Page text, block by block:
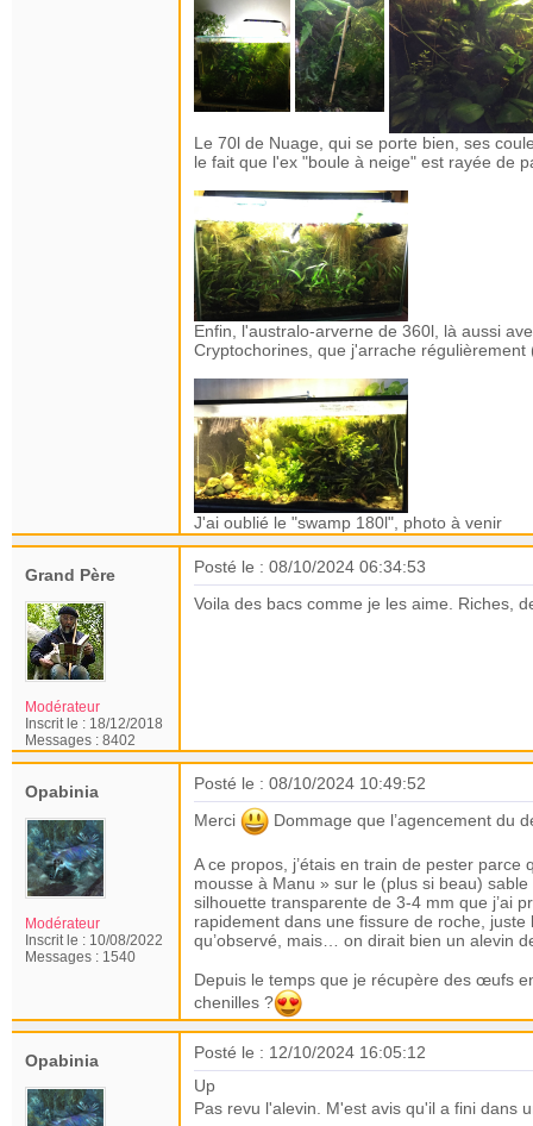
Le 70l de Nuage, qui se porte bien, ses
le fait que l'ex "boule à neige" est rayée de
Enfin, l'australo-arverne de 360l, là aussi
Cryptochorines, que j'arrache
J'ai oublié le "swamp 180l", photo à venir
Grand Père
Modérateur
Inscrit le : 18/12/2018
Messages : 8402
Posté le : 08/10/2024 06:34:53
Voila des bacs comme je les aime. Riches,
Opabinia
Modérateur
Inscrit le : 10/08/2022
Messages : 1540
Posté le : 08/10/2024 10:49:52
Merci
Dommage que l’agencement du
A ce propos, j’étais en train de pester
mousse à Manu » sur le (plus si beau)
silhouette transparente de 3-4 mm que j’ai
rapidement dans une fissure de roche,
qu’observé, mais… on dirait bien un alevin
Depuis le temps que je récupère des œufs
chenilles ?
Opabinia
Posté le : 12/10/2024 16:05:12
Up
Pas revu l'alevin. M'est avis qu'il a fini dans